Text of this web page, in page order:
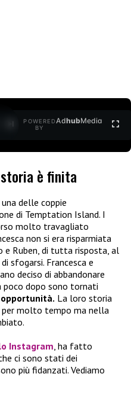
POWERED
BY
AdhubMedia
storia è finita
delle coppie
di Temptation Island. I
molto travagliato
non si era risparmiata
e Ruben, di tutta risposta, al
sfogarsi. Francesca e
deciso di abbandonare
dopo sono tornati
opportunità. La loro storia
per molto tempo ma nella
Instagram, ha fatto
ci sono stati dei
più fidanzati. Vediamo